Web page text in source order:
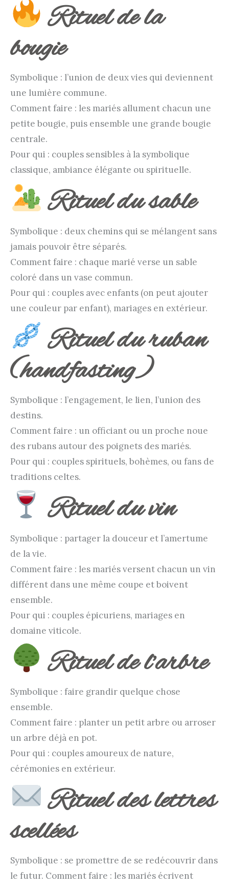
Rituel de la
bougie
Symbolique : l’union de deux vies qui deviennent
une lumière commune.
Comment faire : les mariés allument chacun une
petite bougie, puis ensemble une grande bougie
centrale.
Pour qui : couples sensibles à la symbolique
classique, ambiance élégante ou spirituelle.
Rituel du sable
Symbolique : deux chemins qui se mélangent sans
jamais pouvoir être séparés.
Comment faire : chaque marié verse un sable
coloré dans un vase commun.
Pour qui : couples avec enfants (on peut ajouter
une couleur par enfant), mariages en extérieur.
Rituel du ruban
(handfasting)
Symbolique : l’engagement, le lien, l’union des
destins.
Comment faire : un officiant ou un proche noue
des rubans autour des poignets des mariés.
Pour qui : couples spirituels, bohèmes, ou fans de
traditions celtes.
Rituel du vin
Symbolique : partager la douceur et l’amertume
de la vie.
Comment faire : les mariés versent chacun un vin
différent dans une même coupe et boivent
ensemble.
Pour qui : couples épicuriens, mariages en
domaine viticole.
Rituel de l’arbre
Symbolique : faire grandir quelque chose
ensemble.
Comment faire : planter un petit arbre ou arroser
un arbre déjà en pot.
Pour qui : couples amoureux de nature,
cérémonies en extérieur.
Rituel des lettres
scellées
Symbolique : se promettre de se redécouvrir dans
le futur. Comment faire : les mariés écrivent